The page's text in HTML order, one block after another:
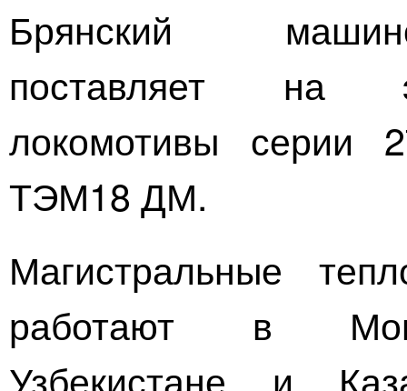
Брянский
поставляет на
локомотивы
ТЭМ18 ДМ.
Магистральные
работают в
Узбекистане и